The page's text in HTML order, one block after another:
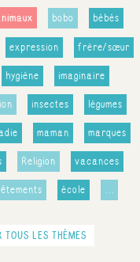
bobo bébés
expression frère/sœur
hygiène imaginaire
insectes légumes
maman marques
Religion vacances
école ...
TOUS LES THÈMES